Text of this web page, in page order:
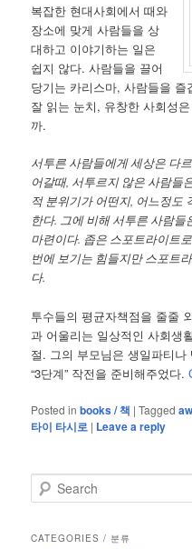
복잡한 현대사회에서 때와
장소에 맞게 사람들을 상
대하고 이야기하는 일은
쉽지 않다. 사람들을 끌어
당기는 카리스마, 사람들을
잘 읽는 눈치, 유창한 사회성
까.
서투른 사람들에게 세상은 다
어갈때, 서투르지 않은 사람들
적 분위기가 어떤지, 어느정도
한다. 그에 비해 서투른 사람
마련이다. 좁은 스포트라이트
번에 보기는 힘들지만 스포트
다.
투수들의 평균자책점을 줄줄
과 어울리는 일상적인 사회생
절. 그의 부모님은 생일파티
“3단계” 작전을 준비해주었다.
Posted in books / 책 |Tagged
타이 타시로 | Leave a reply
e
rCATEGORIES / 분류